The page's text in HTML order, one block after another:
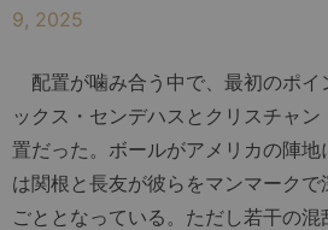
9, 2025
配置が噛み合う中で、最初のポイ
ックス・センデハスとクリスチャ
置だった。ボールがアメリカの陣
は関根と長友が彼らをマンマークで
ごととなっている。ただし若干の